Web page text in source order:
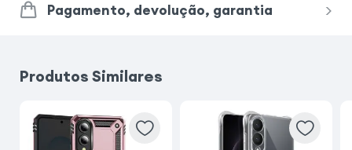
Pagamento, devolução, garantia
Produtos Similares